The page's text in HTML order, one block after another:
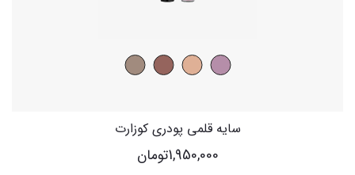
سایه قلمی پودری کوزارت
1,950,000تومان